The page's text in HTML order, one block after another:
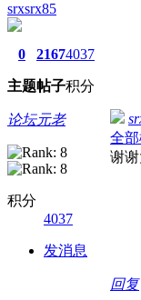
srxsrx85
0
主题
2167
帖子
4037
积分
论坛元老
积分
4037
发消息
全
谢谢
回复